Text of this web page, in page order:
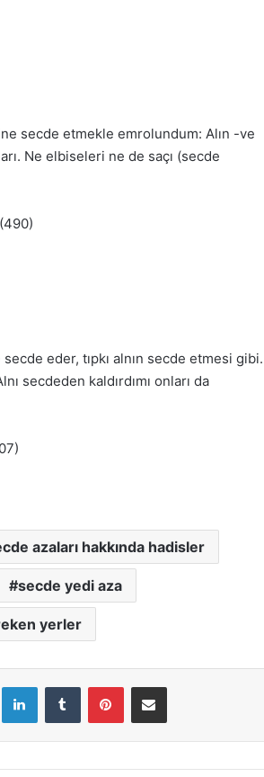
secde etmekle emrolundum: Alın -ve
Ne elbiseleri ne de saçı (secde
eder, tıpkı alnın secde etmesi gibi.
secdeden kaldırdımı onları da
azaları hakkında hadisler
secde yedi aza
yerler
LinkedIn Tumblr Pinterest E-Posta ile paylaş